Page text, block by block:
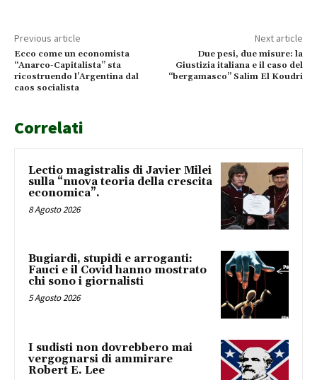
Previous article
Ecco come un economista
“Anarco-Capitalista” sta
ricostruendo l’Argentina dal
caos socialista
Next article
Due pesi, due misure: la
Giustizia italiana e il caso del
“bergamasco” Salim El Koudri
Correlati
Lectio magistralis di Javier Milei
sulla “nuova teoria della crescita
economica”.
8 Agosto 2026
Bugiardi, stupidi e arroganti:
Fauci e il Covid hanno mostrato
chi sono i giornalisti
5 Agosto 2026
I sudisti non dovrebbero mai
vergognarsi di ammirare
Robert E. Lee